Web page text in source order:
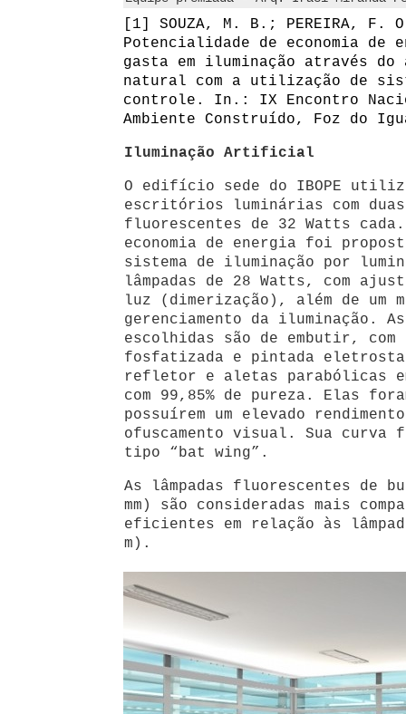
[1] SOUZA, M. B.; PEREIRA, F.
Potencialidade de economia
gasta em iluminação através do
natural com a utilização de
controle. In.: IX Encontro
Ambiente Construído, Foz do
Iluminação Artificial
O edifício sede do IBOPE
escritórios luminárias com duas
fluorescentes de 32 Watts cada.
economia de energia foi
sistema de iluminação por
lâmpadas de 28 Watts, com
luz (dimerização), além de um
gerenciamento da iluminação.
escolhidas são de embutir, com
fosfatizada e pintada
refletor e aletas parabólicas
com 99,85% de pureza. Elas
possuírem um elevado
ofuscamento visual. Sua curva
tipo “bat wing”.
As lâmpadas fluorescentes de
mm) são consideradas mais
eficientes em relação às
m).